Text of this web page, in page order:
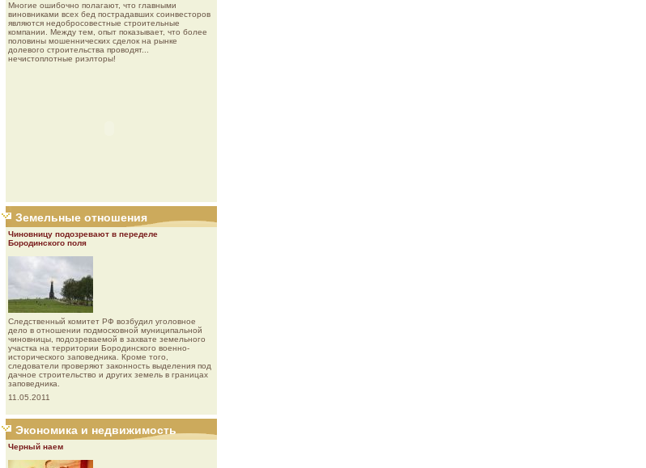
Многие ошибочно полагают, что главными
виновниками всех бед пострадавших соинвесторов
являются недобросовестные строительные
компании. Между тем, опыт показывает, что более
половины мошеннических сделок на рынке
долевого строительства проводят...
нечистоплотные риэлторы!
Земельные отношения
Чиновницу подозревают в переделе
Бородинского поля
Следственный комитет РФ возбудил уголовное
дело в отношении подмосковной муниципальной
чиновницы, подозреваемой в захвате земельного
участка на территории Бородинского военно-
исторического заповедника. Кроме того,
следователи проверяют законность выделения под
дачное строительство и других земель в границах
заповедника.
11.05.2011
Экономика и недвижимость
Черный наем